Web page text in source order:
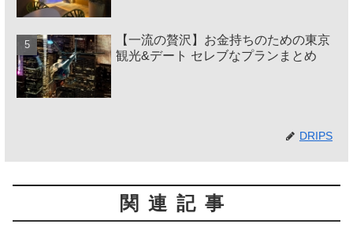
【一流の贅沢】お金持ちのための東京
観光&デート セレブなプランまとめ
DRIPS
関連記事